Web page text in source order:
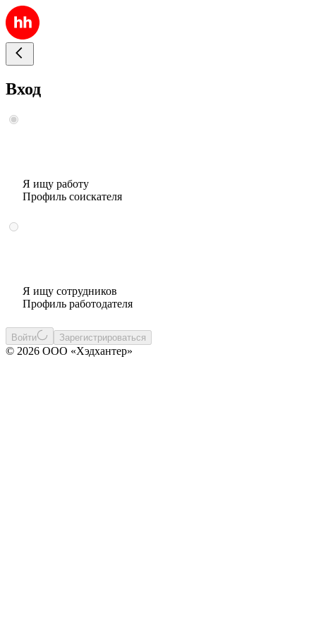
Вход
Я ищу работу
Профиль соискателя
Я ищу сотрудников
Профиль работодателя
Войти Зарегистрироваться
© 2026 ООО «Хэдхантер»